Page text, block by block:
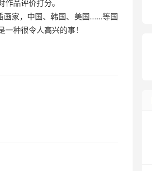
品评价打分。
画家，中国、韩国、美国……等国
种很令人高兴的事！